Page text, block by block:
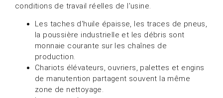
conditions de travail réelles de l'usine.
Les taches d'huile épaisse, les traces de pneus,
la poussière industrielle et les débris sont
monnaie courante sur les chaînes de
production.
Chariots élévateurs, ouvriers, palettes et engins
de manutention partagent souvent la même
zone de nettoyage.